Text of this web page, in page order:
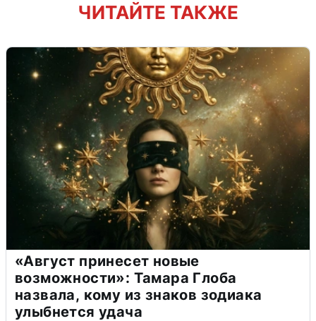
ЧИТАЙТЕ ТАКЖЕ
«Август принесет новые
возможности»: Тамара Глоба
назвала, кому из знаков зодиака
улыбнется удача